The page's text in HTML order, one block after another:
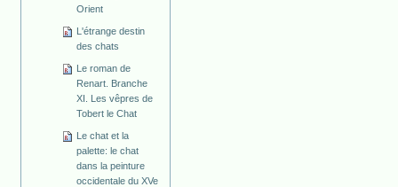
Orient
L'étrange destin
des chats
Le roman de
Renart. Branche
XI. Les vêpres de
Tobert le Chat
Le chat et la
palette: le chat
dans la peinture
occidentale du XVe